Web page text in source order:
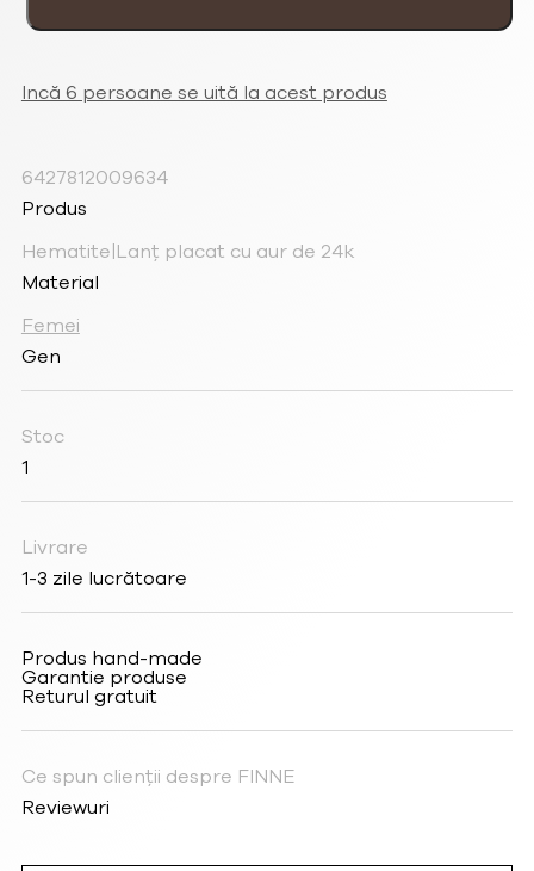
cu
și
hematite
Incă 6 persoane se uită la acest produs
6427812009634
Produs
Hematite|Lanț placat cu aur de 24k
Material
Femei
Gen
Stoc
1
Livrare
1-3 zile lucrătoare
Produs hand-made
Garantie produse
Returul gratuit
Ce spun clienții despre FINNE
Reviewuri